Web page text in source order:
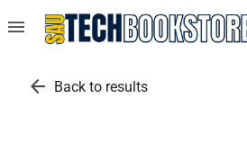
menu
arrow_back Back to results